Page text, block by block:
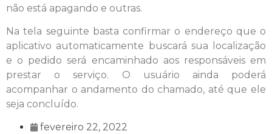
não está apagando e outras.
Na tela seguinte basta confirmar o endereço que o
aplicativo automaticamente buscará sua localização
e o pedido será encaminhado aos responsáveis em
prestar o serviço. O usuário ainda poderá
acompanhar o andamento do chamado, até que ele
seja concluído.
fevereiro 22, 2022